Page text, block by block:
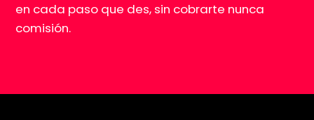
en cada paso que des, sin cobrarte nunca
comisión.